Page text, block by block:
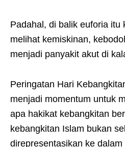
Padahal, di balik euforia itu
melihat kemiskinan,
menjadi panyakit akut di
Peringatan Hari
menjadi momentum untuk
apa hakikat kebangkitan
kebangkitan Islam bukan
direpresentasikan ke